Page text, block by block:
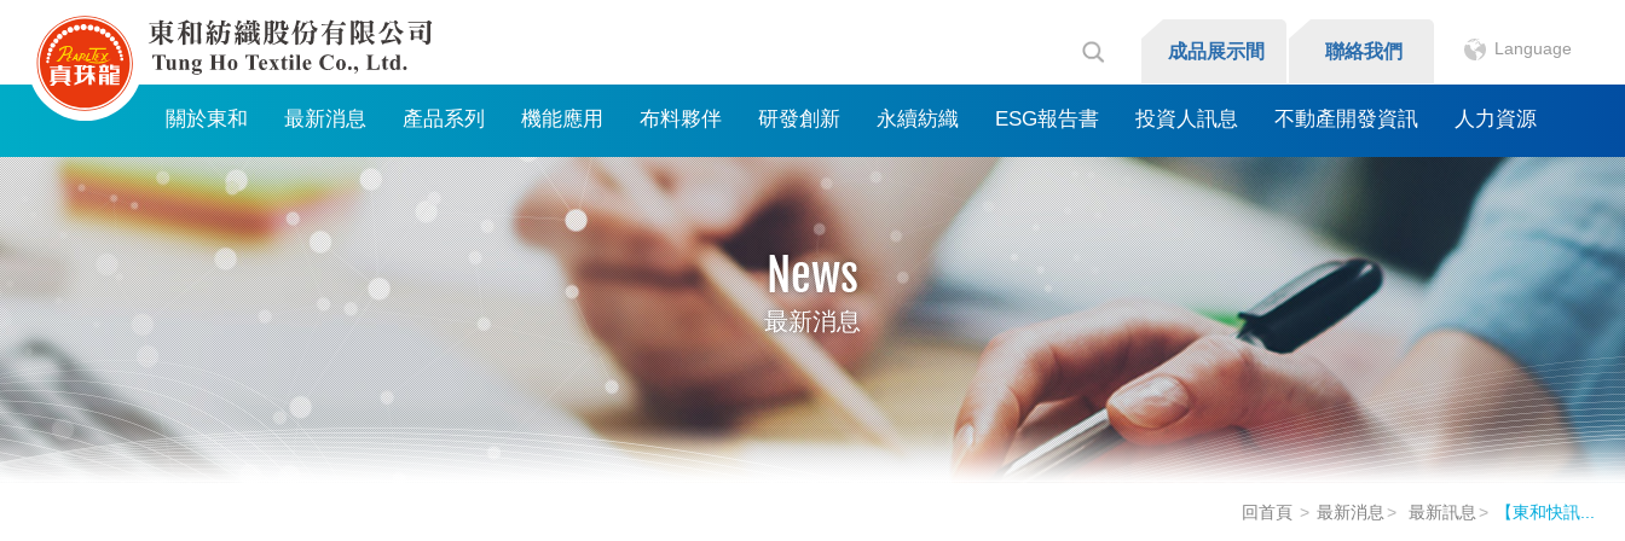
東
和
紡
織
股
份
有
限
公
司
麻
豆
成品展示間 聯絡我們
關於東和 最新消息 產品系列 機能應用 布料夥伴 研發創新 永續紡織 ESG報告書 投資人訊息 不動產開發資訊 人力資源
Language
News
最新消息
回首頁 最新消息 最新訊息 【東和快訊...